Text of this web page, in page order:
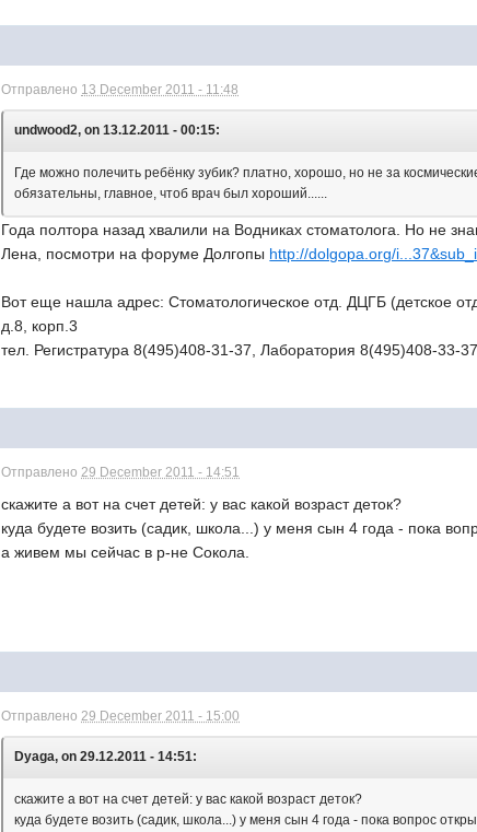
Отправлено 13 December 2011 - 11:48
undwood2, on 13.12.2011 - 00:15:
Где можно полечить ребёнку зубик? платно, хорошо, но не за
обязательны, главное, чтоб врач был хороший......
Года полтора назад хвалили на Водниках стоматолога. Но не
Лена, посмотри на форуме Долгопы http://dolgopa.org/
Вот еще нашла адрес: Стоматологическое отд. ДЦГБ (детское
д.8, корп.3
тел. Регистратура 8(495)408-31-37, Лаборатория 8(495)408-33-37
Отправлено29 December 2011 - 14:51
скажите а вот на счет детей: у вас какой возраст деток?
куда будете возить (садик, школа...) у меня сын 4 года - пока
а живем мы сейчас в р-не Сокола.
Отправлено29 December 2011 - 15:00
Dyaga, on 29.12.2011 - 14:51:
скажите а вот на счет детей: у вас какой возраст деток?
куда будете возить (садик, школа...) у меня сын 4 года - пока вопрос